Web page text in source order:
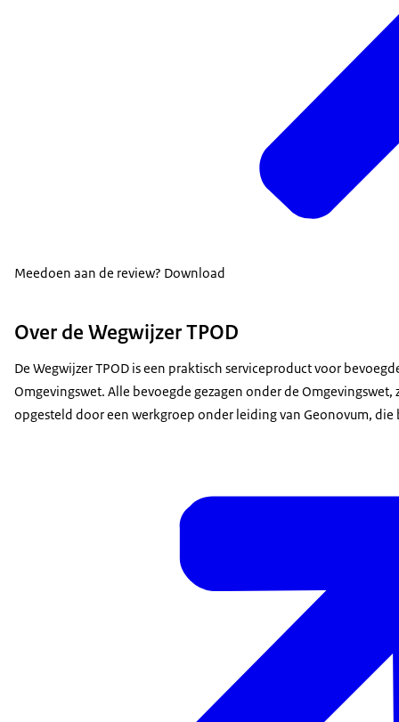
Meedoen aan de review? Download
Over de Wegwijzer TPOD
De Wegwijzer TPOD is een praktisch serviceproduct voor
Omgevingswet. Alle bevoegde gezagen onder de
opgesteld door een werkgroep onder leiding van Geonovum,